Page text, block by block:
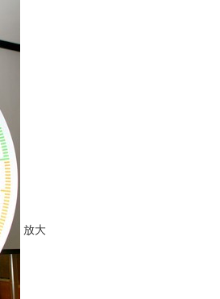
放大